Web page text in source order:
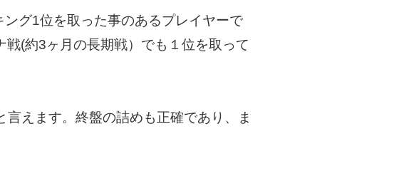
グ1位を取った事のあるプレイヤーで
(約3ヶ月の長期戦）でも１位を取って
えます。終盤の詰めも正確であり、ま